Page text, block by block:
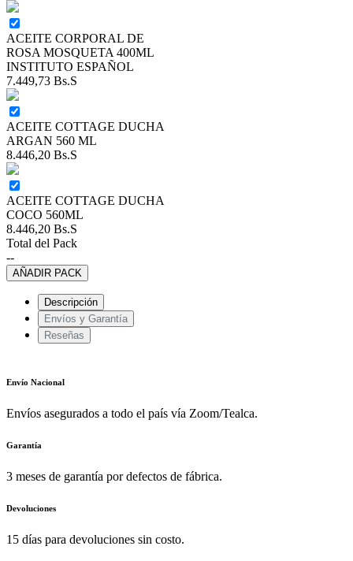
ACEITE CORPORAL DE
ROSA MOSQUETA 400ML
INSTITUTO ESPAÑOL
7.449,73 Bs.S
ACEITE COTTAGE DUCHA
ARGAN 560 ML
8.446,20 Bs.S
ACEITE COTTAGE DUCHA
COCO 560ML
8.446,20 Bs.S
Total del Pack
--
AÑADIR PACK
Descripción
Envíos y Garantía
Reseñas
Envío Nacional
Envíos asegurados a todo el país vía Zoom/Tealca.
Garantía
3 meses de garantía por defectos de fábrica.
Devoluciones
15 días para devoluciones sin costo.